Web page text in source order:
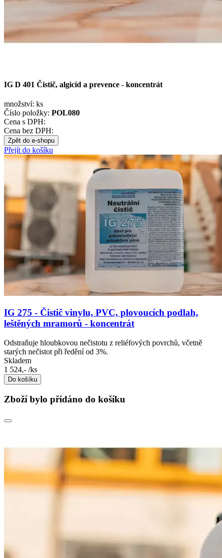
IG D 401 Čistič, algicid a prevence - koncentrát
množství: ks
Číslo položky: POL080
Cena s DPH:
Cena bez DPH:
Zpět do e-shopu
Přejít do košíku
IG 275 - Čistič vinylu, PVC, plovoucích podlah,
leštěných mramorů - koncentrát
Odstraňuje hloubkovou nečistotu z reliéfových povrchů, včetně
starých nečistot při ředění od 3%.
Skladem
1 524,- /ks
Do košíku
Zboží bylo přidáno do košíku